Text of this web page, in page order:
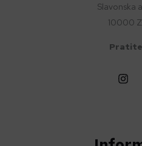
Slavonska
10000
Pratite